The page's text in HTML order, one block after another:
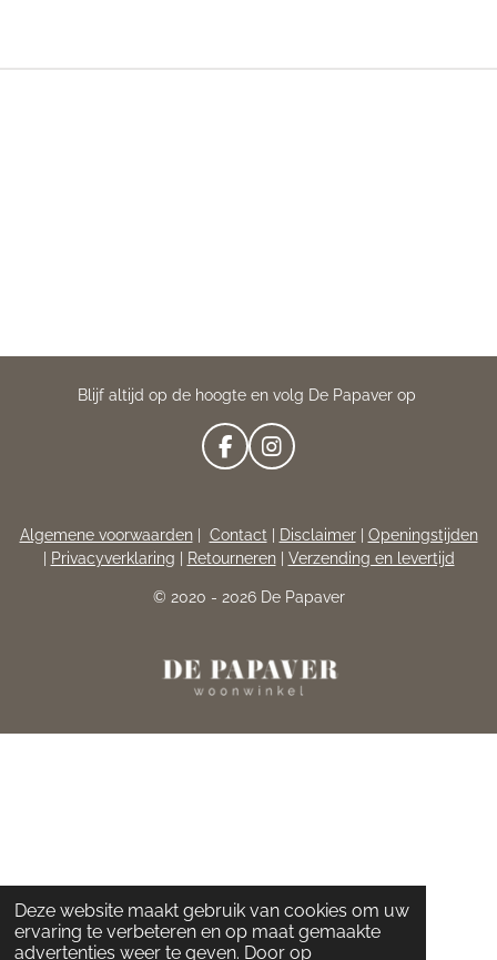
Deze website maakt gebruik van cookies om uw
ervaring te verbeteren en op maat gemaakte
advertenties weer te geven. Door op
Blijf altijd op de hoogte en volg De Papaver op
F
A
B
O
K
I
N
A
G
A
Algemene voorwaarden| Contact| Disclaimer| Openingstijden
Privacyverklaring Retourneren| Verzending en levertijd
© 2020 - 2026 De Papaver